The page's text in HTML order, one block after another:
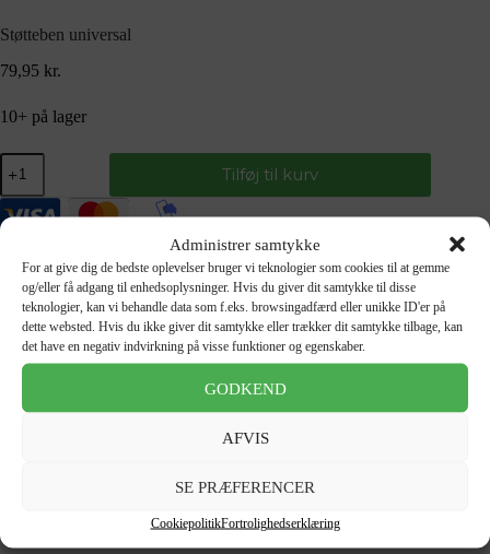
Administrer samtykke
For at give dig de bedste oplevelser bruger vi teknologier som cookies til at gemme
og/eller få adgang til enhedsoplysninger. Hvis du giver dit samtykke til disse
teknologier, kan vi behandle data som f.eks. browsingadfærd eller unikke ID'er på
dette websted. Hvis du ikke giver dit samtykke eller trækker dit samtykke tilbage, kan
det have en negativ indvirkning på visse funktioner og egenskaber.
GODKEND
AFVIS
SE PRÆFERENCER
CookiepolitikFortrolighedserklæring
Støtteben universal
79,95 kr.
10+ på lager
Tilføj til kurv
Dansk brand 🇩🇰
Høj produktkvalitet
Serviceværksted
Gorunner siden 2018
GR10031 Kategorier:
Reservedele andre mærker Tags:El-cykel,El-løbehjul,